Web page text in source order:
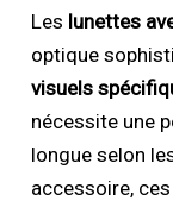
Les lunettes
optique
visuels
nécessite une
longue selon
accessoire,